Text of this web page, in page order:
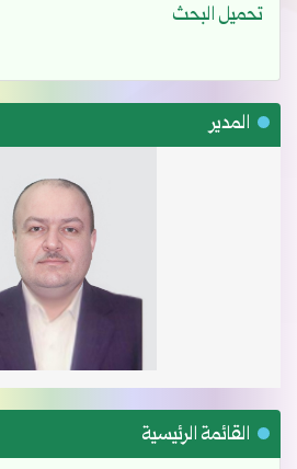
تحميل البحث
المدير
القائمة الرئيسية